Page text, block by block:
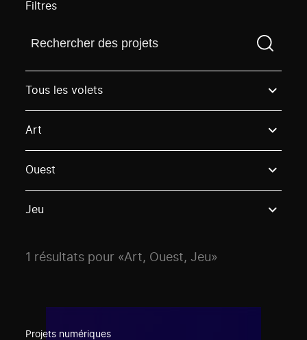
Filtres
Trouvez un projetVous devez saisir un terme de
Tous les volets
Art
Ouest
Jeu
1 résultats pour «Art, Ouest, Jeu»
Projets numériques